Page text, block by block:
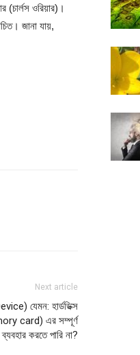
(চার্লস ওরিয়ার)।
জানা যায়,
Next article
যেমন: হার্ডডিক্স
card) এর সম্পূর্ণ
করতে পারি না?